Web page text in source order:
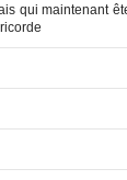
qui maintenant